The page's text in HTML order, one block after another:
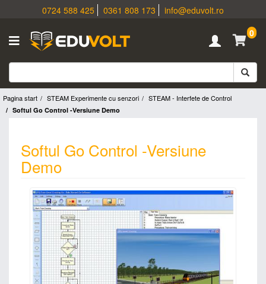
0724 588 425 0361 808 173
info@eduvolt.ro
0
Pagina start STEAM Experimente cu senzori STEAM - Interfete de Control
Softul Go Control -Versiune Demo
Softul Go Control -Versiune
Demo